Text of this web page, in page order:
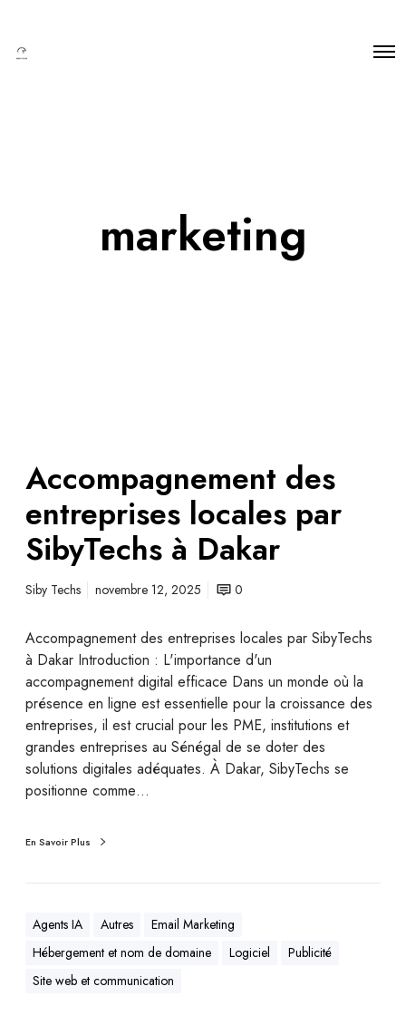
marketing
Accompagnement des
entreprises locales par
SibyTechs à Dakar
Siby Techs novembre 12, 2025 0
Accompagnement des entreprises locales par SibyTechs
à Dakar Introduction : L'importance d'un
accompagnement digital efficace Dans un monde où la
présence en ligne est essentielle pour la croissance des
entreprises, il est crucial pour les PME, institutions et
grandes entreprises au Sénégal de se doter des
solutions digitales adéquates. À Dakar, SibyTechs se
positionne comme…
En Savoir Plus
Agents IA Autres
Email Marketing
Hébergement et nom de domaine
Logiciel
Publicité
Site web et communication